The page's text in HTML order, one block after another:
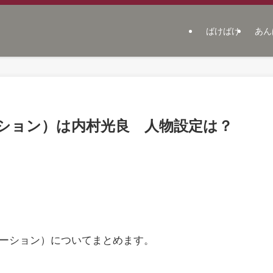
ばけばけ あ
ョン）は内村光良 人物設定は？
ション）についてまとめます。